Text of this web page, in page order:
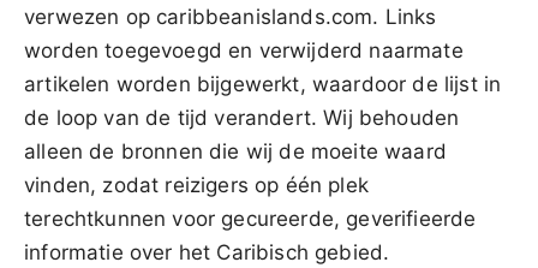
verwezen op caribbeanislands.com. Links
worden toegevoegd en verwijderd naarmate
artikelen worden bijgewerkt, waardoor de lijst in
de loop van de tijd verandert. Wij behouden
alleen de bronnen die wij de moeite waard
vinden, zodat reizigers op één plek
terechtkunnen voor gecureerde, geverifieerde
informatie over het Caribisch gebied.